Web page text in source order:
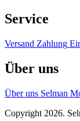
Service
Versand Zahlung
Über uns
Über uns Selman
Copyright 2026.